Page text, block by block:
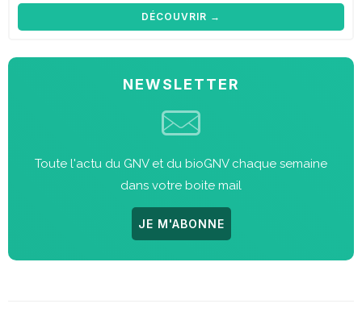
DÉCOUVRIR →
NEWSLETTER
Toute l'actu du GNV et du bioGNV chaque semaine
dans votre boite mail
JE M'ABONNE